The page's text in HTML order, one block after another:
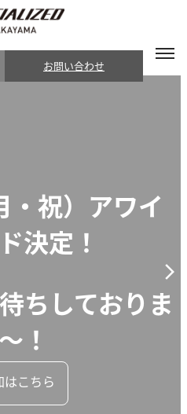
お問い合わせ
・祝）アワイ
決定！
ちしておりま
！
はこちら